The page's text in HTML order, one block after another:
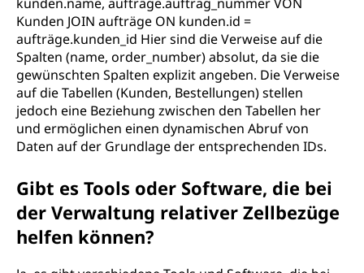
Kunden JOIN aufträge ON kunden.id =
aufträge.kunden_id Hier sind die Verweise auf die
Spalten (name, order_number) absolut, da sie die
gewünschten Spalten explizit angeben. Die Verweise
auf die Tabellen (Kunden, Bestellungen) stellen
jedoch eine Beziehung zwischen den Tabellen her
und ermöglichen einen dynamischen Abruf von
Daten auf der Grundlage der entsprechenden IDs.
Gibt es Tools oder Software, die bei
der Verwaltung relativer Zellbezüge
helfen können?